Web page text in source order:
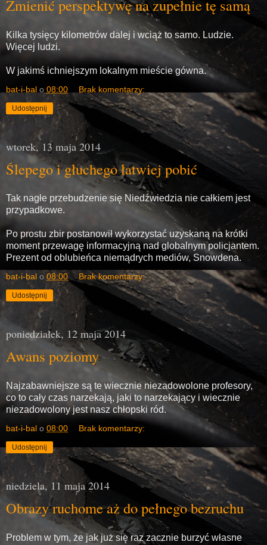
Zmienić perspektywę na zupełnie tę samą
Kilka tysięcy kilometrów dalej i wciąż to samo. Ludzie.
Więcej ludzi.
W jakimś ichniejszym lokalnym mieście gówna.
bat-i-bal o 08:00 Brak komentarzy:
Udostępnij
wtorek, 13 maja 2014
Ślepego i głuchego łatwiej pobić
Tak nagłe przebudzenie się Niedźwiedzia nie całkiem jest
przypadkowe.
Po prostu zbir postanowił wykorzystać uzyskaną na krótki
moment przewagę informacyjną nad globalnym policjantem.
Prezent od oblubieńca niemądrych mediów, Snowdena.
bat-i-bal o 08:00 Brak komentarzy:
Udostępnij
poniedziałek, 12 maja 2014
Awans poziomy
Najzabawniejsze są te wiecznie niezadowolone profesory,
co to cały czas narzekają, jaki to narzekający i wiecznie
niezadowolony jest nasz chłopski ród.
bat-i-bal o 08:00 Brak komentarzy:
Udostępnij
niedziela, 11 maja 2014
Obrazy ruchome aż do pełnego bezruchu
Problem w tym, że jak już się raz zacznie burzyć własne